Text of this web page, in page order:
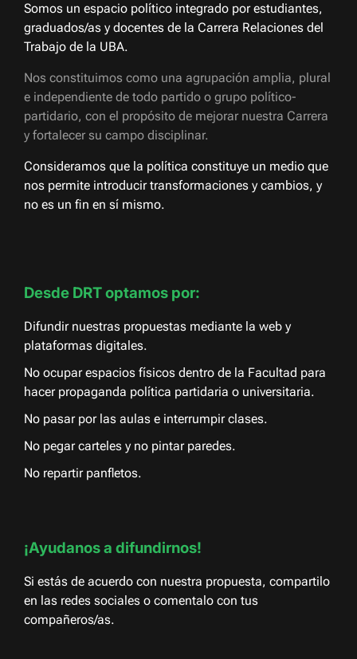
Somos un espacio político integrado por estudiantes,
graduados/as y docentes de la Carrera Relaciones del
Trabajo de la UBA.
Nos constituimos como una agrupación amplia, plural
e independiente de todo partido o grupo político-
partidario, con el propósito de mejorar nuestra Carrera
y fortalecer su campo disciplinar.
Consideramos que la política constituye un medio que
nos permite introducir transformaciones y cambios, y
no es un fin en sí mismo.
Desde DRT optamos por:
Difundir nuestras propuestas mediante la web y
plataformas digitales.
No ocupar espacios físicos dentro de la Facultad para
hacer propaganda política partidaria o universitaria.
No pasar por las aulas e interrumpir clases.
No pegar carteles y no pintar paredes.
No repartir panfletos.
¡Ayudanos a difundirnos!
Si estás de acuerdo con nuestra propuesta, compartilo
en las redes sociales o comentalo con tus
compañeros/as.